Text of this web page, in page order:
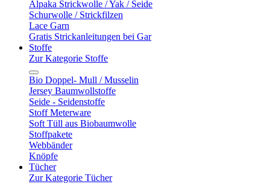
Alpaka Strickwolle / Yak / Seide
Schurwolle / Strickfilzen
Lace Garn
Gratis Strickanleitungen bei Gar
Stoffe
Zur Kategorie Stoffe
Bio Doppel- Mull / Musselin
Jersey Baumwollstoffe
Seide - Seidenstoffe
Stoff Meterware
Soft Tüll aus Biobaumwolle
Stoffpakete
Webbänder
Knöpfe
Tücher
Zur Kategorie Tücher